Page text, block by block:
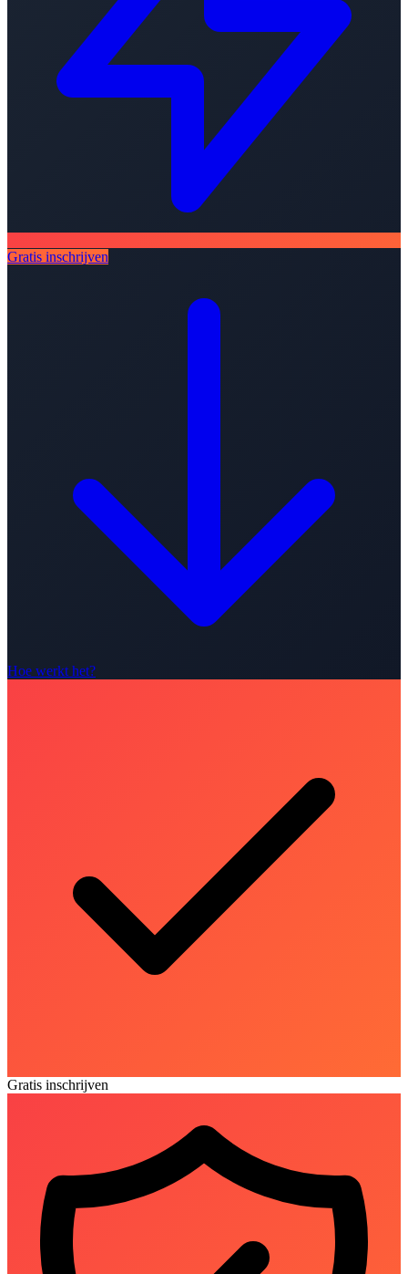
Gratis inschrijven
Hoe werkt het?
Gratis inschrijven